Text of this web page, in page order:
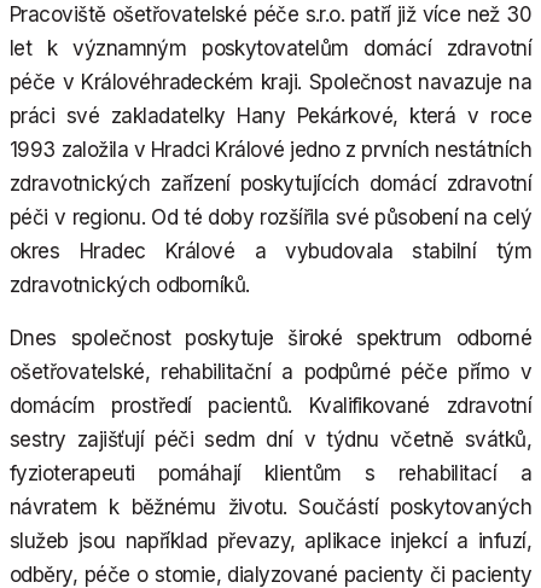
Pracoviště ošetřovatelské péče s.r.o. patří již více než 30
let k významným poskytovatelům domácí zdravotní
péče v Královéhradeckém kraji. Společnost navazuje na
práci své zakladatelky Hany Pekárkové, která v roce
1993 založila v Hradci Králové jedno z prvních nestátních
zdravotnických zařízení poskytujících domácí zdravotní
péči v regionu. Od té doby rozšířila své působení na celý
okres Hradec Králové a vybudovala stabilní tým
zdravotnických odborníků.
Dnes společnost poskytuje široké spektrum odborné
ošetřovatelské, rehabilitační a podpůrné péče přímo v
domácím prostředí pacientů. Kvalifikované zdravotní
sestry zajišťují péči sedm dní v týdnu včetně svátků,
fyzioterapeuti pomáhají klientům s rehabilitací a
návratem k běžnému životu. Součástí poskytovaných
služeb jsou například převazy, aplikace injekcí a infuzí,
odběry, péče o stomie, dialyzované pacienty či pacienty